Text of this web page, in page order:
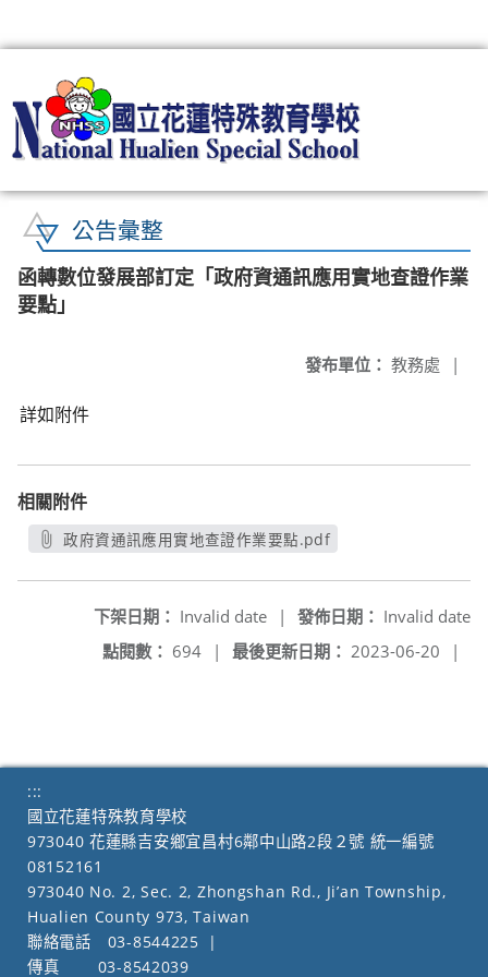
公告彙整
函轉數位發展部訂定「政府資通訊應用實地查證作業
要點」
發布單位： 教務處 |
詳如附件
相關附件
政府資通訊應用實地查證作業要點.pdf
發佈日期： Invalid date
下架日期： Invalid date
|
最後更新日期： 2023-06-20 |
點閱數： 694 |
:::
國立花蓮特殊教育學校
973040 花蓮縣吉安鄉宜昌村6鄰中山路2段２號 統一編號
08152161
973040 No. 2, Sec. 2, Zhongshan Rd., Ji’an Township,
Hualien County 973, Taiwan
聯絡電話
03-8544225
|
傳真
03-8542039